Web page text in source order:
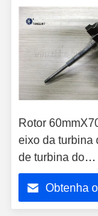
Rotor
eixo da turbina
de turbina do
peças de
do
Obtenha